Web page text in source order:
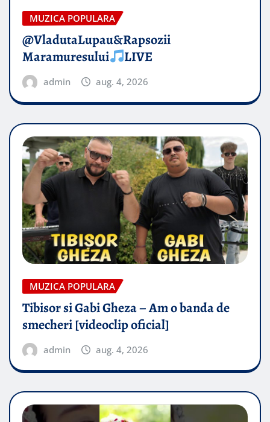
MUZICA POPULARA
@VladutaLupau&Rapsozii
Maramuresului
LIVE
admin aug. 4, 2026
MUZICA POPULARA
Tibisor si Gabi Gheza – Am o banda de
smecheri [videoclip oficial]
admin aug. 4, 2026